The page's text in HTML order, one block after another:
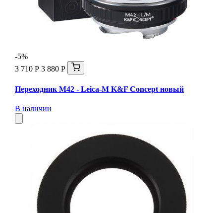
-5%
3 710 Р 3 880 Р
Переходник M42 - Leica-M K&F Concept новый
В наличии